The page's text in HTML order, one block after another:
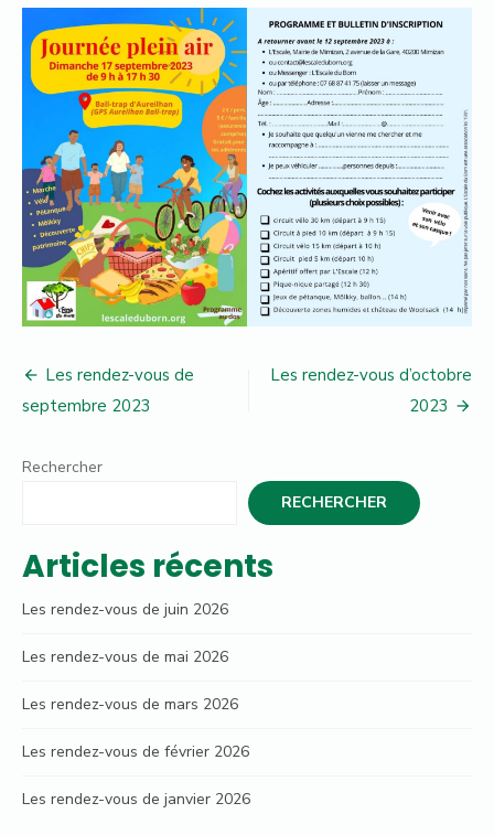
Navigation
de
l’article
Les rendez-vous de
septembre 2023
Les rendez-vous d’octobre
2023
Rechercher
RECHERCHER
Articles récents
Les rendez-vous de juin 2026
Les rendez-vous de mai 2026
Les rendez-vous de mars 2026
Les rendez-vous de février 2026
Les rendez-vous de janvier 2026